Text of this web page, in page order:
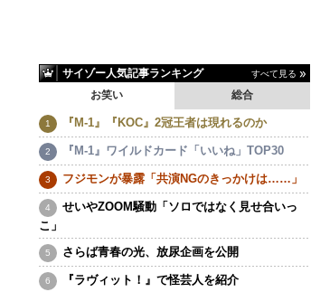
サイゾー人気記事ランキング すべて見る
お笑い 総合
『M-1』『KOC』2冠王者は現れるのか
『M-1』ワイルドカード「いいね」TOP30
フジモンが暴露「共演NGのきっかけは……」
せいやZOOM騒動「ソロではなく見せ合いっ
こ」
さらば青春の光、放尿企画を公開
『ラヴィット！』で怪芸人を紹介